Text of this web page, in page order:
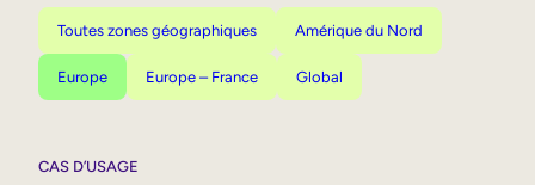
Toutes zones géographiques Amérique du Nord
Europe Europe – France Global
CAS D’USAGE